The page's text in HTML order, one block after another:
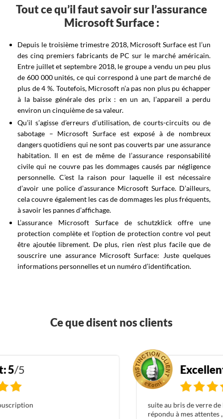
Tout ce qu’il faut savoir sur l’assurance
Microsoft Surface :
Depuis le troisième trimestre 2018, Microsoft Surface est l’un
des cinq premiers fabricants de PC sur le marché américain.
Entre juillet et septembre 2018, le groupe a vendu un peu plus
de 600 000 unités, ce qui correspond à une part de marché de
plus de 4 %. Toutefois, Microsoft n’a pas non plus pu échapper
à la baisse générale des prix : en un an, l’appareil a perdu
environ un cinquième de sa valeur.
Qu’il s’agisse d’erreurs d’utilisation, de courts-circuits ou de
sabotage – Microsoft Surface est exposé à de nombreux
dangers quotidiens qui ne sont pas couverts par une assurance
habitation. Il en est de même de l’assurance responsabilité
civile qui ne couvre pas les dommages causés par négligence
personnelle. C’est la raison pour laquelle il est nécessaire
d’avoir une police d’assurance Microsoft Surface. D’ailleurs,
cela couvre également les cas de dommages les plus fréquents,
à savoir les pannes d’affichage.
L’assurance Microsoft Surface de schutzklick offre une
protection complète et l’option de protection contre vol peut
être ajoutée librement. De plus, rien n’est plus facile que de
souscrire une assurance Microsoft Surface: Juste quelques
informations personnelles et un numéro d’identification.
Ce que disent nos clients
Excellent:5/5
suite au bris de verre de l'iphone 11 , simple assurance
répondu à mes attentes ,,très satisfaite ça été long le